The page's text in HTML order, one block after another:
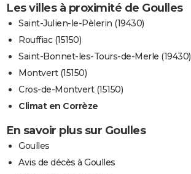
Les villes à proximité de Goulles
Saint-Julien-le-Pèlerin (19430)
Rouffiac (15150)
Saint-Bonnet-les-Tours-de-Merle (19430)
Montvert (15150)
Cros-de-Montvert (15150)
Climat en Corrèze
En savoir plus sur Goulles
Goulles
Avis de décès à Goulles